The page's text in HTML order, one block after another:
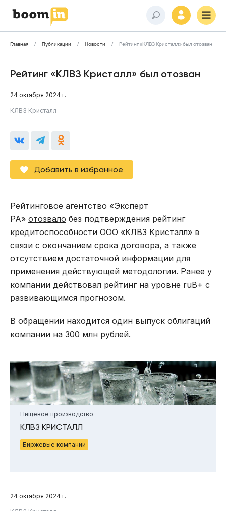
Главная Публикации Новости Рейтинг «КЛВЗ Кристалл» был отозван
Рейтинг «КЛВЗ Кристалл» был отозван
24 октября 2024 г.
КЛВЗ Кристалл
Добавить в избранное
Рейтинговое агентство «Эксперт
РА» отозвало без подтверждения рейтинг
кредитоспособности ООО «КЛВЗ Кристалл» в
связи с окончанием срока договора, а также
отсутствием достаточной информации для
применения действующей методологии. Ранее у
компании действовал рейтинг на уровне ruB+ с
развивающимся прогнозом.
В обращении находится один выпуск облигаций
компании на 300 млн рублей.
Пищевое производство
КЛВЗ КРИСТАЛЛ
Биржевые компании
24 октября 2024 г.